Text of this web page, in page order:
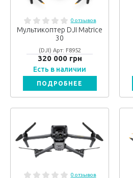
0 отзывов
Мультикоптер DJI Matrice
30
(DJI) Арт: F8952
320 000 грн
Есть в наличии
ПОДРОБНЕЕ
0 отзывов